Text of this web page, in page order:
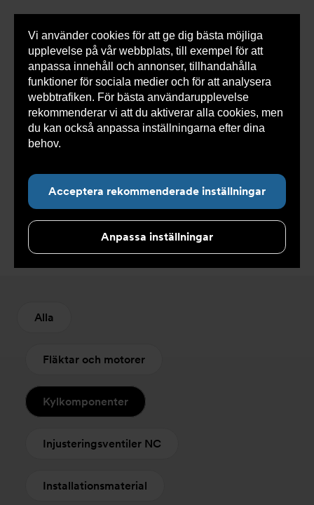
Vi använder cookies för att ge dig bästa möjliga
upplevelse på vår webbplats, till exempel för att
anpassa innehåll och annonser, tillhandahålla
funktioner för sociala medier och för att analysera
webbtrafiken. För bästa användarupplevelse
rekommenderar vi att du aktiverar alla cookies, men
du kan också anpassa inställningarna efter dina
behov.
Acceptera rekommenderade inställningar
Anpassa inställningar
0 varorSnabborder
Du
här:
Armatec > Produkter > Kyla > Kylkomponenter
Kapillärrör
Kapillärrör
Alla
Fläktar och motorer
Kylkomponenter
Injusteringsventiler NC
Installationsmaterial